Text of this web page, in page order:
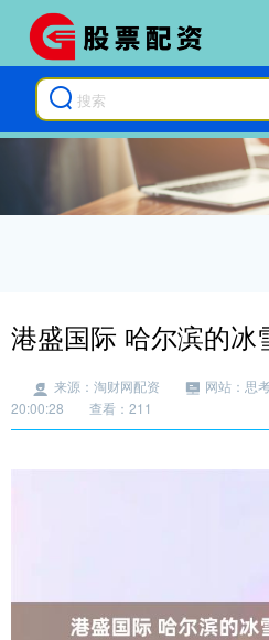
港盛国际 哈尔滨的冰
来源：淘财网配资 网站：思
20:00:28
查看：211